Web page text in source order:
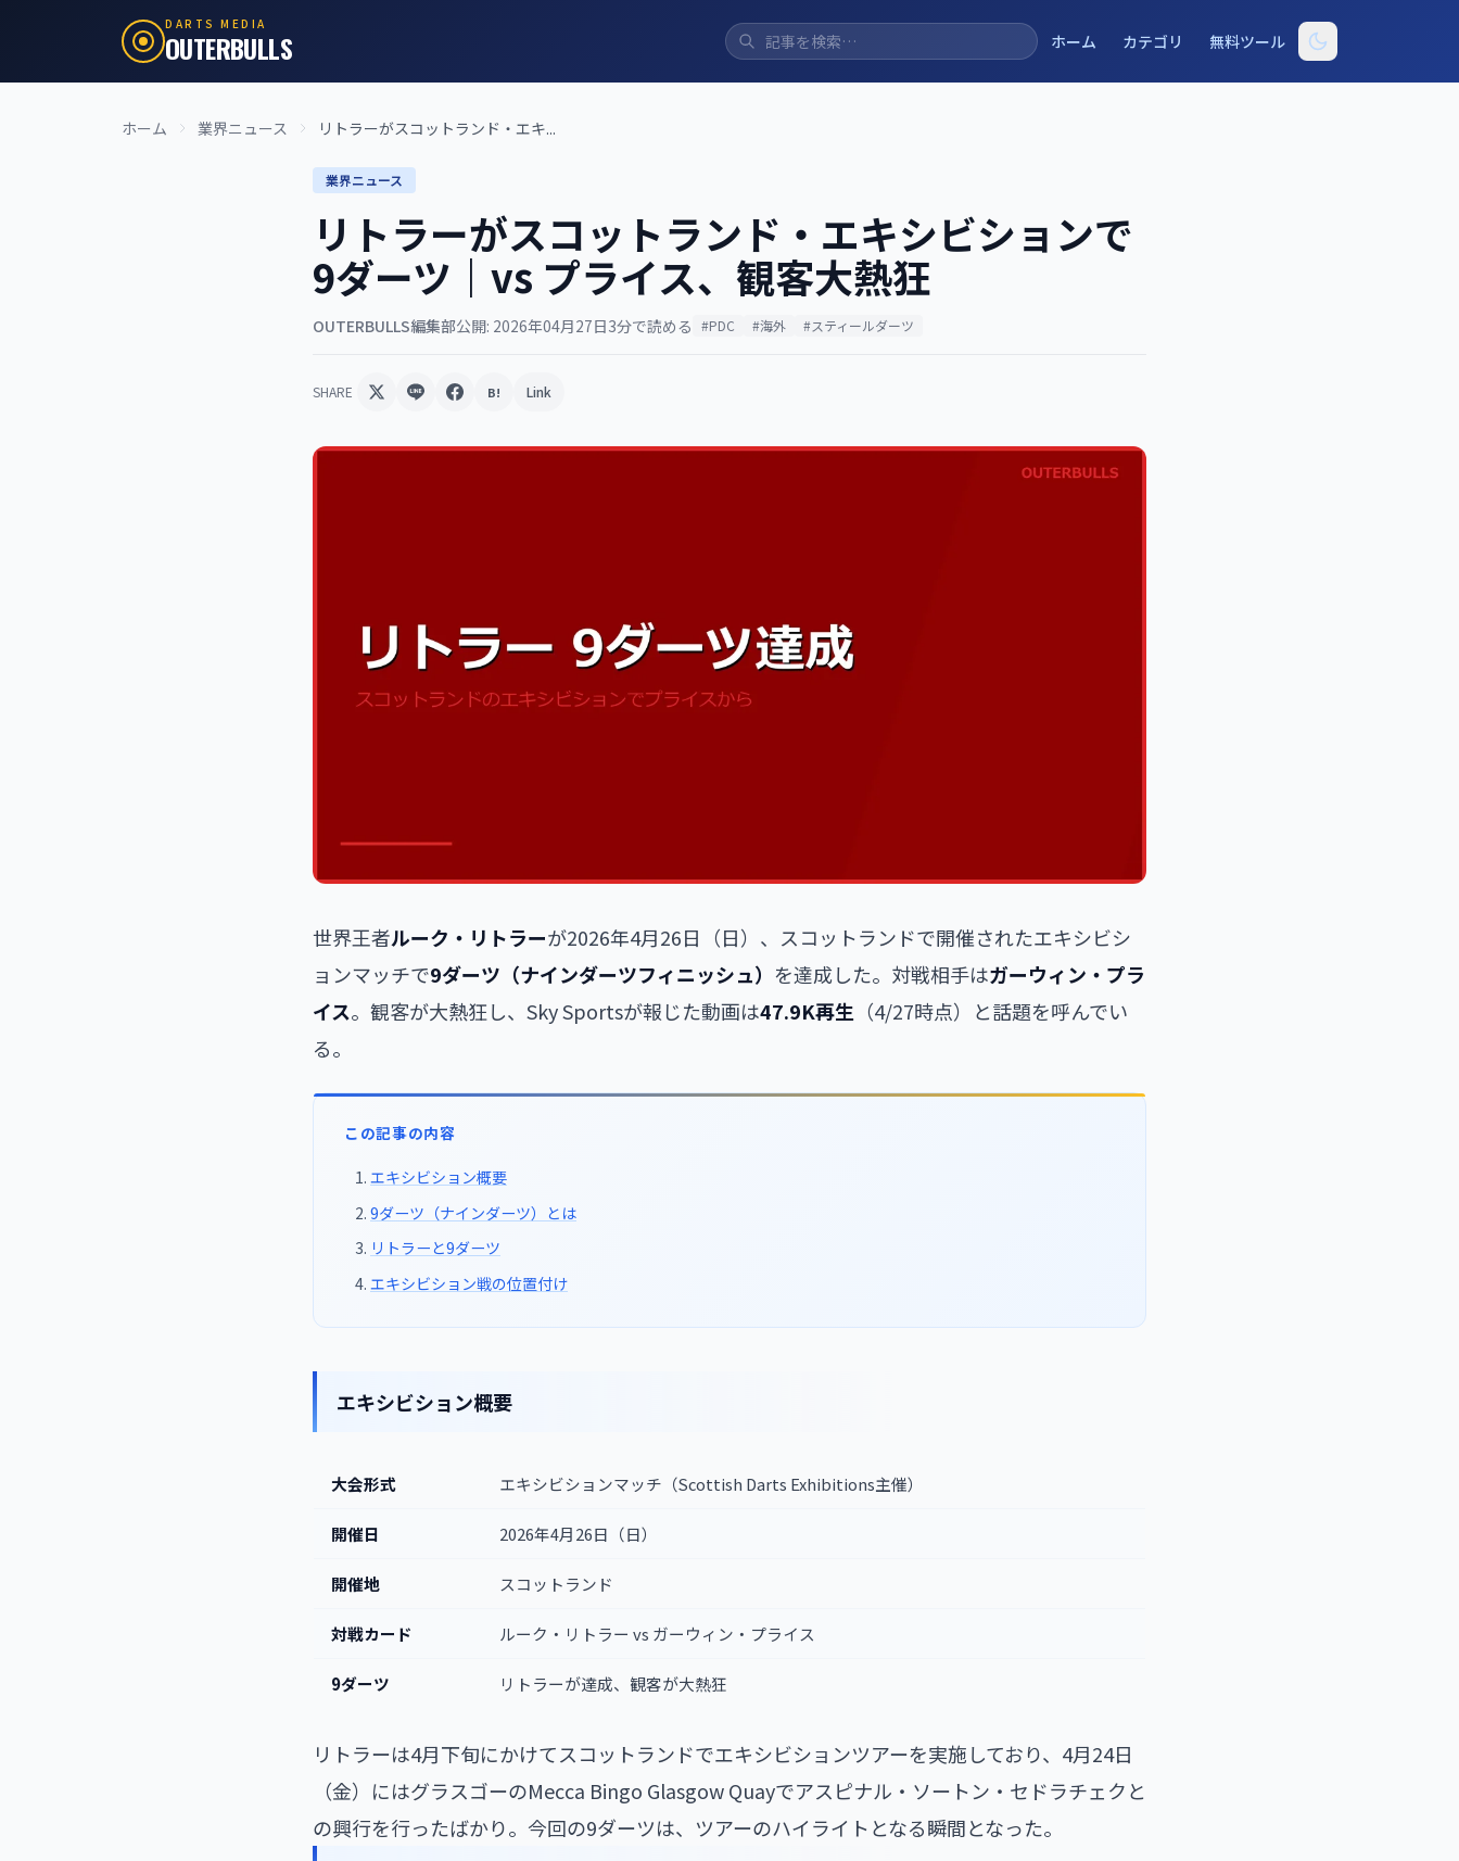
DARTS MEDIA
OUTERBULLS ホーム カテゴリ 無料ツール
ホーム 業界ニュース リトラーがスコットランド・エキ...
業界ニュース
リトラーがスコットランド・エキシビションで
9ダーツ｜vs プライス、観客大熱狂
OUTERBULLS編集部公開: 2026年04月27日3分で読める #PDC #海外 #スティールダーツ
SHARE B! Link
世界王者ルーク・リトラーが2026年4月26日（日）、スコットランドで開催されたエキシビシ
ョンマッチで9ダーツ（ナインダーツフィニッシュ） を達成した。対戦相手はガーウィン・プラ
イス。観客が大熱狂し、Sky Sportsが報じた動画は47.9K再生 （4/27時点）と話題を呼んでい
る。
この記事の内容
エキシビション概要
9ダーツ（ナインダーツ）とは
リトラーと9ダーツ
エキシビション戦の位置付け
エキシビション概要
大会形式 エキシビションマッチ（Scottish Darts Exhibitions主催）
開催日 2026年4月26日（日）
開催地 スコットランド
対戦カード ルーク・リトラー vs ガーウィン・プライス
9ダーツ リトラーが達成、観客が大熱狂
リトラーは4月下旬にかけてスコットランドでエキシビションツアーを実施しており、4月24日
（金）にはグラスゴーのMecca Bingo Glasgow Quayでアスピナル・ソートン・セドラチェクと
の興行を行ったばかり。今回の9ダーツは、ツアーのハイライトとなる瞬間となった。